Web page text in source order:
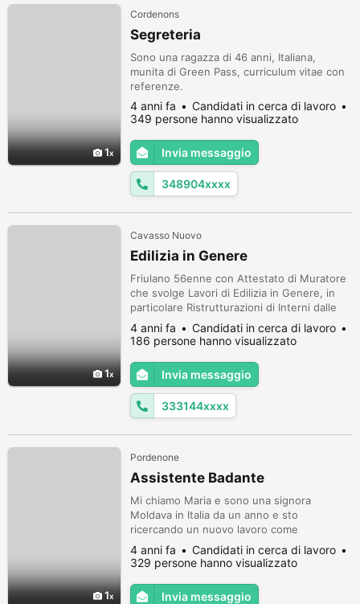
1
Cordenons
Segreteria
Sono una ragazza di 46 anni, Italiana,
munita di Green Pass, curriculum vitae con
referenze.
4 anni fa
Candidati in cerca di lavoro
349 persone hanno visualizzato
Invia messaggio
348904xxxx
1
Cavasso Nuovo
Edilizia in Genere
Friulano 56enne con Attestato di Muratore
che svolge Lavori di Edilizia in Genere, in
particolare Ristrutturazioni di Interni dalle
Demolizioni alla Consegna dei Lavori "Chiavi
in Mano", Cerca Lavoro sia nel Settore
Edile: Murature, Intonaci, Cartongessi, Posa
Piastrelle, Posa Pavimenti in Laminato
Prefinito, Levigatura Lucidatura Pavimenti in
Marmo e affini...
4 anni fa
Candidati in cerca di lavoro
186 persone hanno visualizzato
Invia messaggio
333144xxxx
1
Pordenone
Assistente Badante
Mi chiamo Maria e sono una signora
Moldava in Italia da un anno e sto
ricercando un nuovo lavoro come
assistente badante, in zona Pordenone.
Potete contattarmi ai recapiti seguenti
3492241061 3515375090
4 anni fa
Candidati in cerca di lavoro
329 persone hanno visualizzato
Invia messaggio